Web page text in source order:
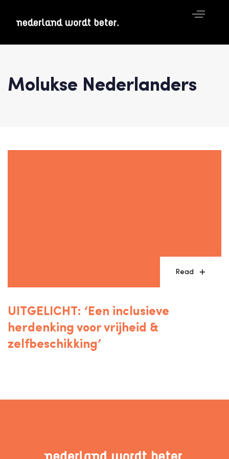
Molukse Nederlanders
Read
UITGELICHT: ‘Een inclusieve
herdenking voor vrijheid &
zelfbeschikking’